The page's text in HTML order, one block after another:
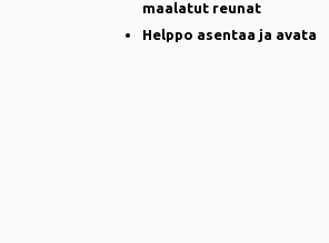
maalatut reunat
Helppo asentaa ja avata